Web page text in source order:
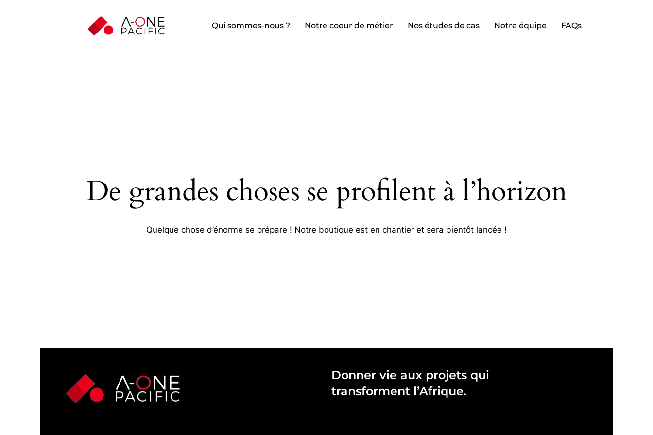
Qui sommes-nous ? Notre coeur de métier Nos études de cas Notre équipe FAQs
De grandes choses se profilent à l’horizon
Quelque chose d’énorme se prépare ! Notre boutique est en chantier et sera bientôt lancée !
Donner vie aux projets qui
transforment l’Afrique.